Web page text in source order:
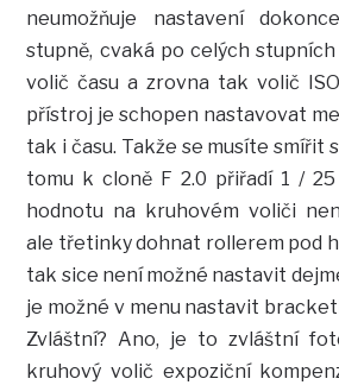
neumožňuje nastavení
stupně, cvaká po celých
volič času a zrovna tak volič
přístroj je schopen nastavovat
tak i času. Takže se musíte smířit
tomu k cloně F 2.0 přiřadí 1 /
hodnotu na kruhovém voliči
ale třetinky dohnat rollerem pod
tak sice není možné nastavit
je možné v menu nastavit
Zvláštní? Ano, je to zvláštní
kruhový volič expoziční